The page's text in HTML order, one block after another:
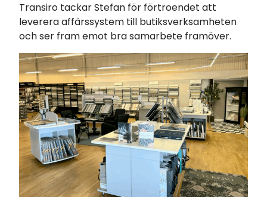
Transiro tackar Stefan för förtroendet att
leverera affärssystem till butiksverksamheten
och ser fram emot bra samarbete framöver.